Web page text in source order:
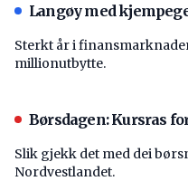
Langøy med
Sterkt år i
millionutbytte.
Børsdagen: Kursras
Slik gjekk det med dei
Nordvestlandet.